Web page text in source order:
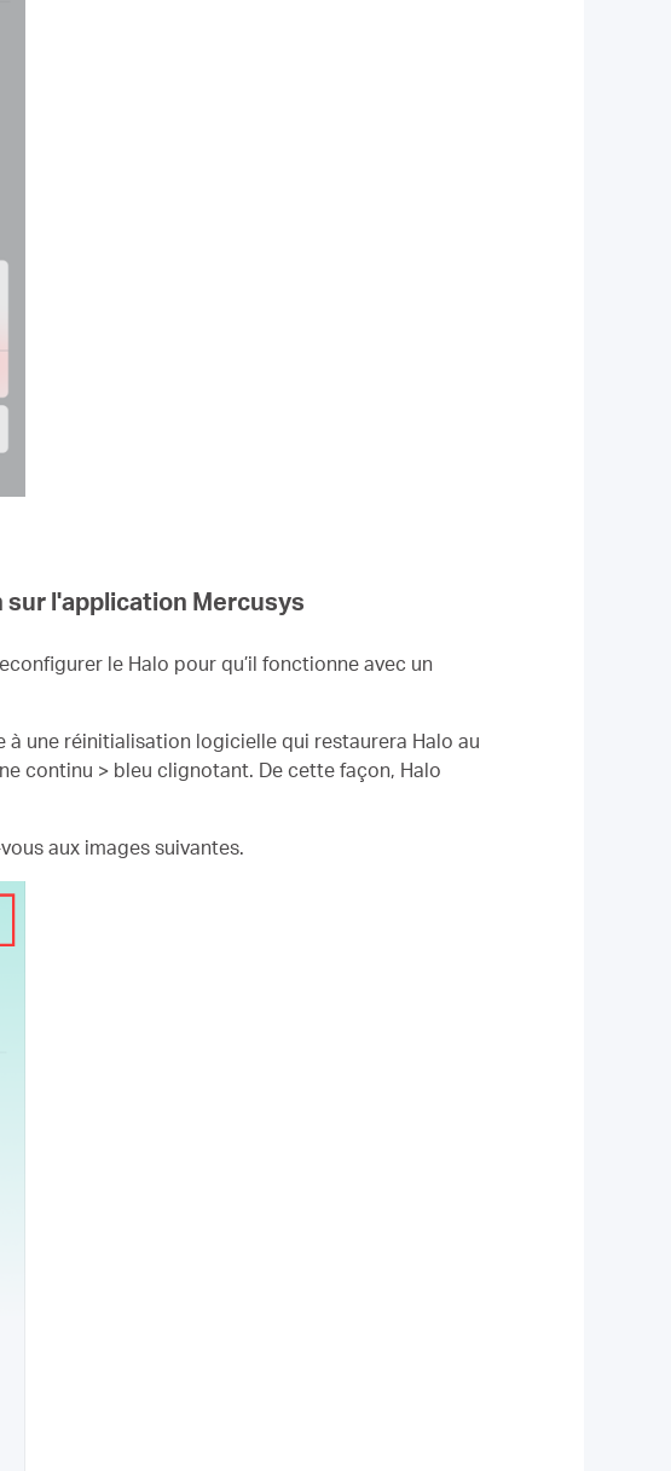
l'application Mercusys
le Halo pour qu’il fonctionne avec un
une réinitialisation logicielle qui restaurera Halo au
continu > bleu clignotant. De cette façon, Halo
aux images suivantes.